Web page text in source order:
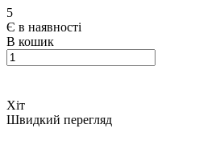
5
Є в наявності
В кошик
Хіт
Швидкий перегляд